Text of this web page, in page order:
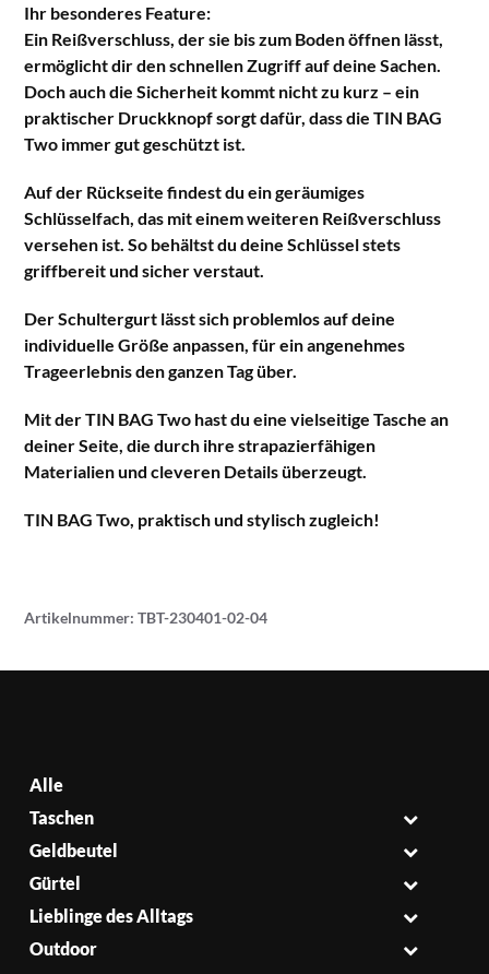
Ihr besonderes Feature:
Ein Reißverschluss, der sie bis zum Boden öffnen lässt,
ermöglicht dir den schnellen Zugriff auf deine Sachen.
Doch auch die Sicherheit kommt nicht zu kurz – ein
praktischer Druckknopf sorgt dafür, dass die TIN BAG
Two immer gut geschützt ist.
Auf der Rückseite findest du ein geräumiges
Schlüsselfach, das mit einem weiteren Reißverschluss
versehen ist. So behältst du deine Schlüssel stets
griffbereit und sicher verstaut.
Der Schultergurt lässt sich problemlos auf deine
individuelle Größe anpassen, für ein angenehmes
Trageerlebnis den ganzen Tag über.
Mit der TIN BAG Two hast du eine vielseitige Tasche an
deiner Seite, die durch ihre strapazierfähigen
Materialien und cleveren Details überzeugt.
TIN BAG Two, praktisch und stylisch zugleich!
Artikelnummer:TBT-230401-02-04
Alle
Taschen
Geldbeutel
Gürtel
Lieblinge des Alltags
Outdoor